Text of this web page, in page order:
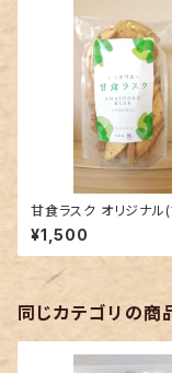
甘食ラスク オリジナル
ン)徳用大容量300g入
袋
¥1,500
同じカテゴリの商